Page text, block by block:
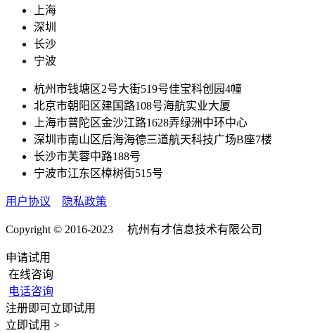
上海
深圳
长沙
宁波
杭州市钱塘区2号大街519号佳宝科创园4幢
北京市朝阳区建国路108号海航实业大厦
上海市普陀区金沙江路1628弄绿洲中环中心
深圳市南山区后海海德三道航天科技广场B座7楼
长沙市芙蓉中路188号
宁波市江东区樟树街515号
用户协议 隐私政策
Copyright © 2016-2023 杭州有才信息技术有限公司
申请试用
在线咨询
电话咨询
注册即可立即试用
立即试用 >